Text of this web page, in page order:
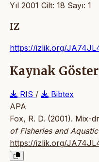
Yıl 2001 Cilt: 18 Sayı: 1
IZ
https://izlik.org/
Kaynak Göster
RIS /
Bibtex
APA
Fox, R. D. (2001). Mix-
of Fisheries and
https://izlik.org/